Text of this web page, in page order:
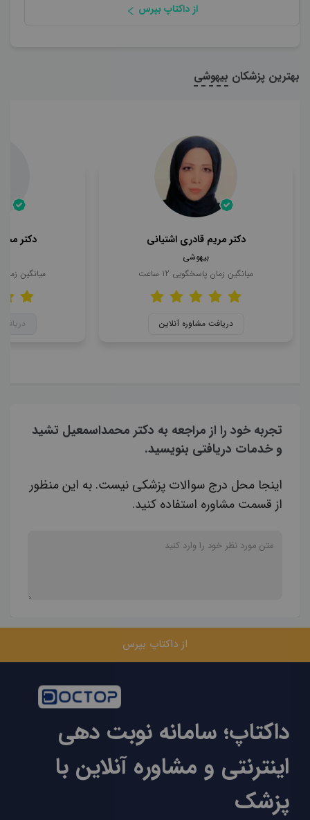
از داکتاپ بپرس
بهترین پزشکان بیهوشی
دکتر مریم قادری اشتیانی
بیهوشی
میانگین زمان پاسخگویی 12 ساعت
دریافت مشاوره آنلاین
دکتر
میانگین
تجربه خود را از مراجعه به دکتر محمداسمعیل تشید
و خدمات دریافتی بنویسید.
اینجا محل درج سوالات پزشکی نیست. به این منظور
از قسمت مشاوره استفاده کنید.
از داکتاپ بپرس
داکتاپ؛ سامانه نوبت دهی
اینترنتی و مشاوره آنلاین با
پزشک